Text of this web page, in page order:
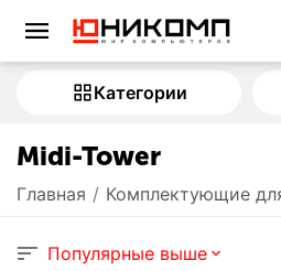
Категории
Midi-Tower
Главная / Комплектующие
Популярные выше